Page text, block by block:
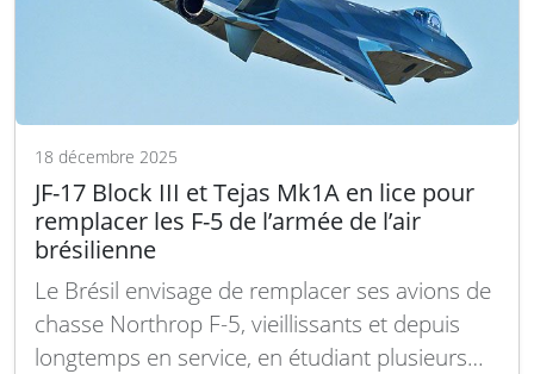
18 décembre 2025
JF-17 Block III et Tejas Mk1A en lice pour
remplacer les F-5 de l’armée de l’air
brésilienne
Le Brésil envisage de remplacer ses avions de
chasse Northrop F-5, vieillissants et depuis
longtemps en service, en étudiant plusieurs